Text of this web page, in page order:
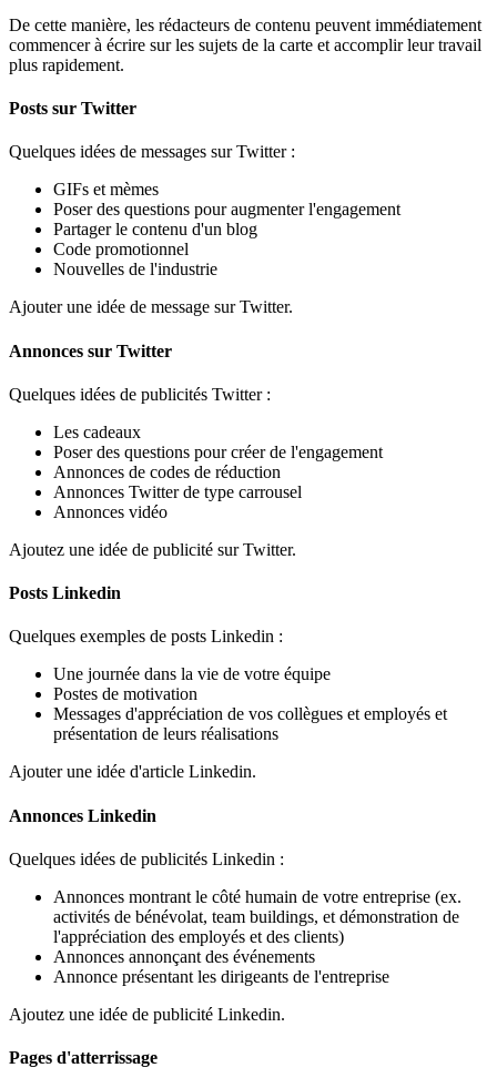
De cette manière, les rédacteurs de contenu peuvent immédiatement
commencer à écrire sur les sujets de la carte et accomplir leur travail
plus rapidement.
Posts sur Twitter
Quelques idées de messages sur Twitter :
GIFs et mèmes
Poser des questions pour augmenter l'engagement
Partager le contenu d'un blog
Code promotionnel
Nouvelles de l'industrie
Ajouter une idée de message sur Twitter.
Annonces sur Twitter
Quelques idées de publicités Twitter :
Les cadeaux
Poser des questions pour créer de l'engagement
Annonces de codes de réduction
Annonces Twitter de type carrousel
Annonces vidéo
Ajoutez une idée de publicité sur Twitter.
Posts Linkedin
Quelques exemples de posts Linkedin :
Une journée dans la vie de votre équipe
Postes de motivation
Messages d'appréciation de vos collègues et employés et
présentation de leurs réalisations
Ajouter une idée d'article Linkedin.
Annonces Linkedin
Quelques idées de publicités Linkedin :
Annonces montrant le côté humain de votre entreprise (ex.
activités de bénévolat, team buildings, et démonstration de
l'appréciation des employés et des clients)
Annonces annonçant des événements
Annonce présentant les dirigeants de l'entreprise
Ajoutez une idée de publicité Linkedin.
Pages d'atterrissage